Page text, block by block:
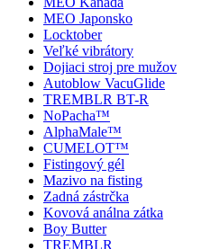
MEO Japonsko
Locktober
Veľké vibrátory
Dojiaci stroj pre mužov
Autoblow VacuGlide
TREMBLR BT-R
NoPacha™
AlphaMale™
CUMELOT™
Fistingový gél
Mazivo na fisting
Zadná zástrčka
Kovová análna zátka
Boy Butter
TREMBLR